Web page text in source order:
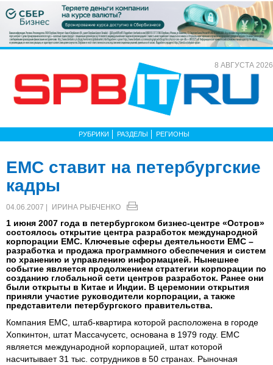
8 АВГУСТА 2026
РУБРИКИ РАЗДЕЛЫ РЕГИОНЫ
EMC ставит на петербургские
кадры
04.06.2007 | ИРИНА РЫБЧЕНКО
1 июня 2007 года в петербургском бизнес-центре «Остров»
состоялось открытие центра разработок международной
корпорации EMC. Ключевые сферы деятельности EMC –
разработка и продажа программного обеспечения и систем
по хранению и управлению информацией. Нынешнее
событие является продолжением стратегии корпорации по
созданию глобальной сети центров разработок. Ранее они
были открыты в Китае и Индии. В церемонии открытия
приняли участие руководители корпорации, а также
представители петербургского правительства.
Компания EMC, штаб-квартира которой расположена в городе
Хопкинтон, штат Массачусетс, основана в 1979 году. EMC
является международной корпорацией, штат которой
насчитывает 31 тыс. сотрудников в 50 странах. Рыночная